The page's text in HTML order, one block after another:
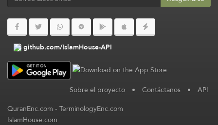
github.com/IslamHouse-API
Sobre el proyecto • Contáctanos • API
QuranEnc.com-TerminologyEnc.com
IslamHouse.com